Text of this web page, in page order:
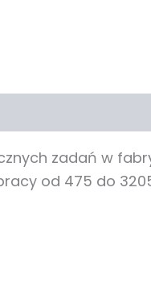
zadań w
od 475 do